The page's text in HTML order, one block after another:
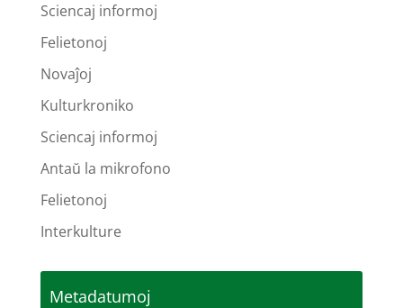
Sciencaj informoj
Felietonoj
Novaĵoj
Kulturkroniko
Sciencaj informoj
Antaŭ la mikrofono
Felietonoj
Interkulture
Metadatumoj